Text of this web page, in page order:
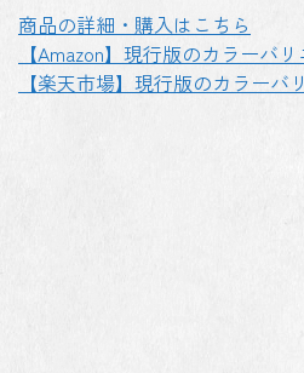
商品の詳細・購入はこちら
【Amazon】現行版のカラーバ
【楽天市場】現行版のカラーバ